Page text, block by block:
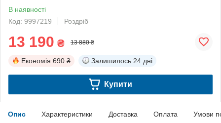
В наявності
Код: 9997219
Роздріб
13 190 ₴ 13 880 ₴
Економія 690 ₴ Залишилось 24 дні
Купити
Опис Характеристики Доставка Оплата Умови